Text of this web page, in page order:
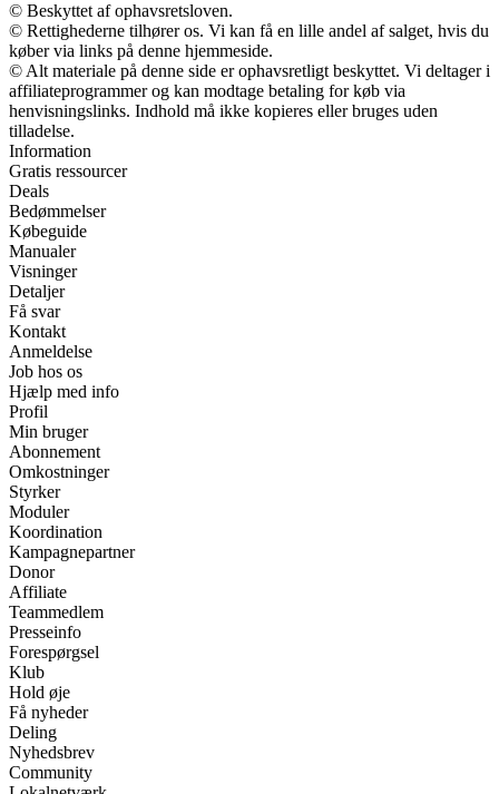
© Beskyttet af ophavsretsloven.
© Rettighederne tilhører os. Vi kan få en lille andel af salget, hvis du
køber via links på denne hjemmeside.
© Alt materiale på denne side er ophavsretligt beskyttet. Vi deltager i
affiliateprogrammer og kan modtage betaling for køb via
henvisningslinks. Indhold må ikke kopieres eller bruges uden
tilladelse.
Information
Gratis ressourcer
Deals
Bedømmelser
Købeguide
Manualer
Visninger
Detaljer
Få svar
Kontakt
Anmeldelse
Job hos os
Hjælp med info
Profil
Min bruger
Abonnement
Omkostninger
Styrker
Moduler
Koordination
Kampagnepartner
Donor
Affiliate
Teammedlem
Presseinfo
Forespørgsel
Klub
Hold øje
Få nyheder
Deling
Nyhedsbrev
Community